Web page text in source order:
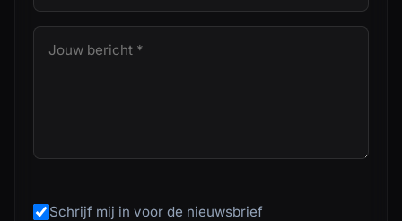
Schrijf mij in voor de nieuwsbrief